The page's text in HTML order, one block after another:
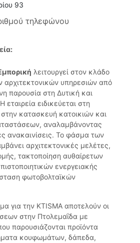
93
τηλεφώνου
λειτουργεί στον κλάδο
αρχιτεκτονικών υπηρεσιών από
παρουσία στη Δυτική και
ειδικεύεται στη
κατασκευή κατοικιών και
αναλαμβάνοντας
ανακαινίσεις. Το φάσμα των
αρχιτεκτονικές μελέτες,
τακτοποίηση αυθαίρετων
ενεργειακής
φωτοβολταϊκών
για την KTISMA αποτελούν οι
στην Πτολεμαΐδα με
παρουσιάζονται προϊόντα
κουφωμάτων, δάπεδα,